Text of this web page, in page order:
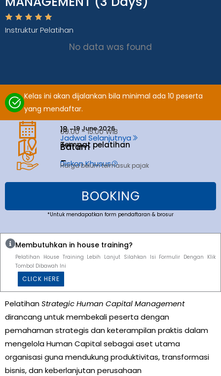
Instruktur Pelatihan
No data was found
Kelas ini akan dijalankan bila minimal ada 10 peserta
yang mendaftar.
18 -19 June 2026
09.00 - 15.00 WIB
Jadwal Selanjutnya
Tempat pelatihan
Batam
Batam
Diskon Khusus
Harga belum termasuk pajak
BOOKING
*Untuk mendapatkan form pendaftaran & brosur
Membutuhkan in house training?
Pelatihan House Training Lebih Lanjut Silahkan Isi Formulir Dengan Klik
Tombol Dibawah Ini
CLICK HERE
PelatihanStrategic Human Capital Management
dirancang untuk membekali peserta dengan
pemahaman strategis dan keterampilan praktis dalam
mengelola Human Capital sebagai aset utama
organisasi guna mendukung produktivitas, transformasi
bisnis, dan keberlanjutan perusahaan